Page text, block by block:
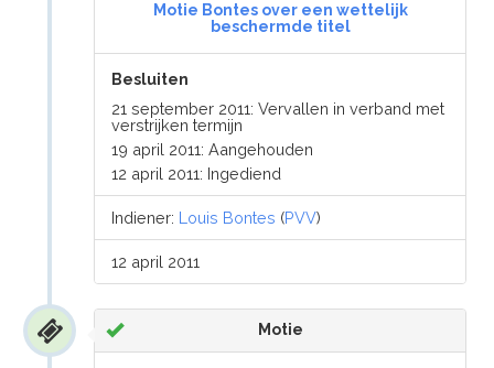
Motie Bontes over een wettelijk
beschermde titel
Besluiten
21 september 2011: Vervallen in verband met
verstrijken termijn
19 april 2011: Aangehouden
12 april 2011: Ingediend
Indiener: Louis Bontes (PVV)
12 april 2011
Motie